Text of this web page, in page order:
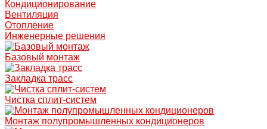
Кондиционирование
Вентиляция
Отопление
Инженерные решения
Базовый монтаж
Закладка трасс
Чистка сплит-систем
Монтаж полупромышленных кондиционеров